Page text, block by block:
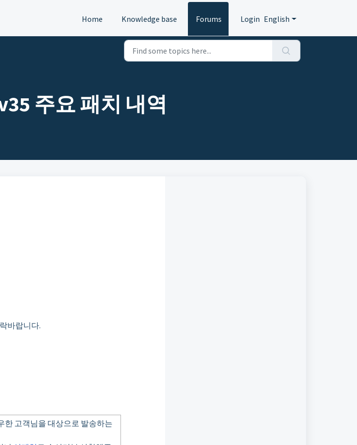
Home Knowledge base Forums Login English
주요 패치 내역
바랍니다.
한 고객님을 대상으로 발송하는